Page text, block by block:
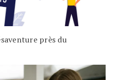
près du